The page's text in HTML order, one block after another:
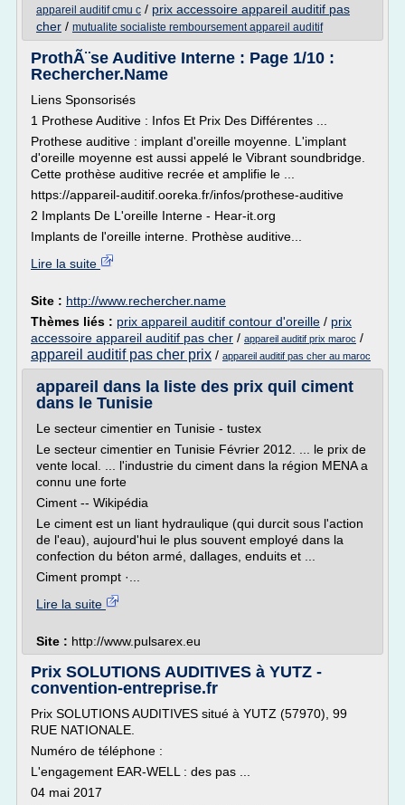
appareil auditif cmu c / prix accessoire appareil auditif pas
cher / mutualite socialiste remboursement appareil auditif
ProthÃ¨se Auditive Interne : Page 1/10 :
Rechercher.Name
Liens Sponsorisés
1 Prothese Auditive : Infos Et Prix Des Différentes ...
Prothese auditive : implant d'oreille moyenne. L'implant
d'oreille moyenne est aussi appelé le Vibrant soundbridge.
Cette prothèse auditive recrée et amplifie le ...
https://appareil-auditif.ooreka.fr/infos/prothese-auditive
2 Implants De L'oreille Interne - Hear-it.org
Implants de l'oreille interne. Prothèse auditive...
Lire la suite
Site : http://www.rechercher.name
Thèmes liés : prix appareil auditif contour d'oreille / prix
accessoire appareil auditif pas cher / appareil auditif prix maroc /
appareil auditif pas cher prix / appareil auditif pas cher au maroc
appareil dans la liste des prix quil ciment
dans le Tunisie
Le secteur cimentier en Tunisie - tustex
Le secteur cimentier en Tunisie Février 2012. ... le prix de
vente local. ... l'industrie du ciment dans la région MENA a
connu une forte
Ciment -- Wikipédia
Le ciment est un liant hydraulique (qui durcit sous l'action
de l'eau), aujourd'hui le plus souvent employé dans la
confection du béton armé, dallages, enduits et ...
Ciment prompt ·...
Lire la suite
Site : http://www.pulsarex.eu
Prix SOLUTIONS AUDITIVES à YUTZ -
convention-entreprise.fr
Prix SOLUTIONS AUDITIVES situé à YUTZ (57970), 99
RUE NATIONALE.
Numéro de téléphone :
L'engagement EAR-WELL : des pas ...
04 mai 2017